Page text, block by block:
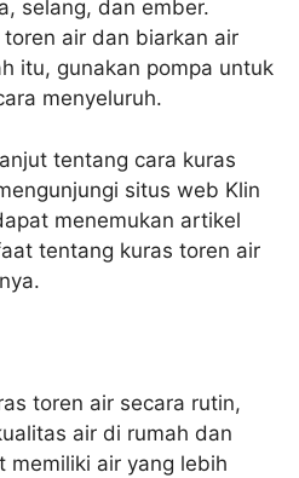
selang, dan ember.
air dan biarkan air
itu, gunakan pompa untuk
menyeluruh.
tentang cara kuras
situs web Klin
menemukan artikel
tentang kuras toren air
toren air secara rutin,
air di rumah dan
memiliki air yang lebih